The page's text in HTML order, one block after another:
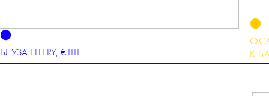
⬤
К
⬤
БЛУЗА ELLERY, €1111